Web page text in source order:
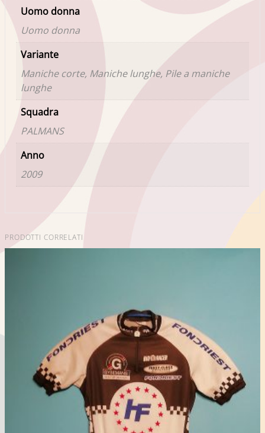
Uomo donna
Uomo donna
Variante
Maniche corte, Maniche lunghe, Pile a maniche
lunghe
Squadra
PALMANS
Anno
2009
PRODOTTI CORRELATI